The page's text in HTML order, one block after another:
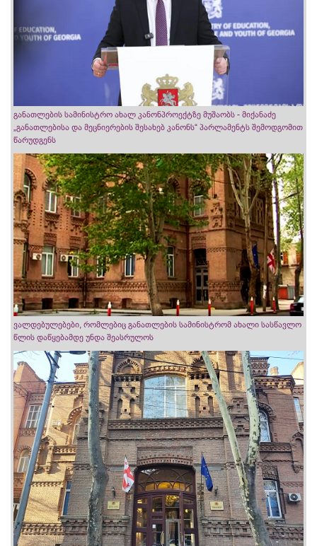
განათლების სამინისტრო ახალ კანონპროექტზე მუშაობს - მიქანაძე
„განათლებისა და მეცნიერების შესახებ კანონს“ პარლამენტს შემოდგომით
წარუდგენს
ვალდებულებები, რომლებიც განათლების სამინისტრომ ახალი სასწავლო
წლის დაწყებამდე უნდა შეასრულოს